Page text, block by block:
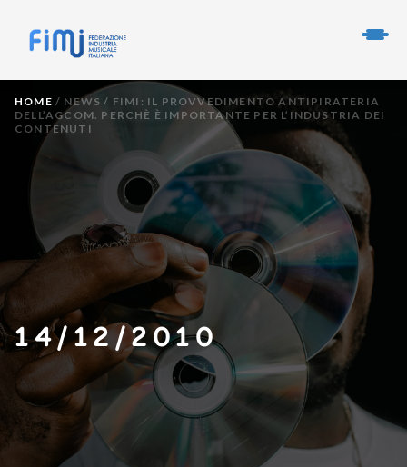
HOME / NEWS / FIMI: IL PROVVEDIMENTO ANTIPIRATERIA
DELL’AGCOM. PERCHÈ È IMPORTANTE PER L’INDUSTRIA DEI
CONTENUTI
14/12/2010